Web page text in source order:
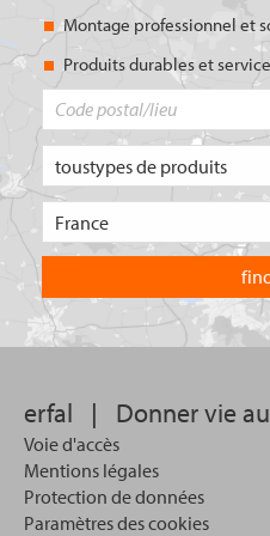
Montage professionnel et
Produits durables et
erfal | Donner vie
Voie d'accès
Mentions légales
Protection de données
Paramètres des cookies